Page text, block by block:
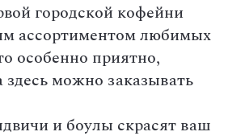
городской кофейни
ассортиментом любимых
особенно приятно,
можно заказывать
и боулы скрасят ваш